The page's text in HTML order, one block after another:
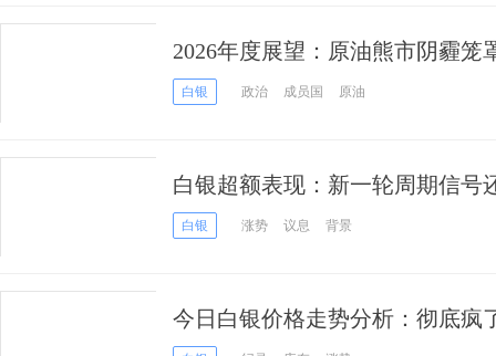
2026年度展望：原油熊市阴霾笼
期白银 政治 成员国 原油
白银超额表现：新一轮周期信号
白银 涨势 议息 背景
今日白银价格走势分析：彻底疯